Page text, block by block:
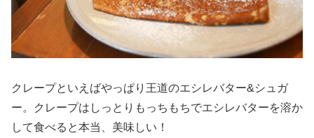
クレープといえばやっぱり王道のエシレバター&シュガ
ー。クレープはしっとりもっちもちでエシレバターを溶か
して食べると本当、美味しい！